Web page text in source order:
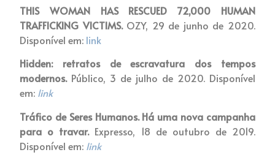
THIS WOMAN HAS RESCUED 72,000 HUMAN
TRAFFICKING VICTIMS. OZY, 29 de junho de 2020.
Disponível em: link
Hidden: retratos de escravatura dos tempos
modernos.Público, 3 de julho de 2020. Disponível
em: link
Tráfico de Seres Humanos. Há uma nova campanha
para o travar. Expresso, 18 de outubro de 2019.
Disponível em: link